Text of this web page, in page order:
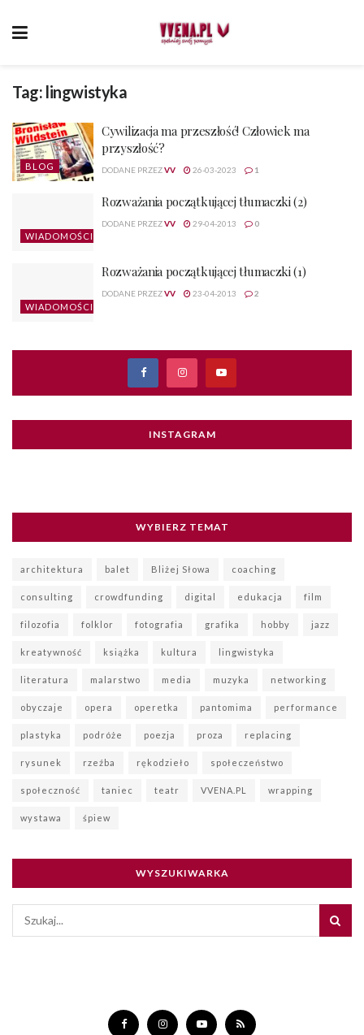
Tag: lingwistyka
BLOG
Cywilizacja ma przeszłość! Człowiek ma
przyszłość?
DODANE PRZEZVV 26-03-2023 1
WIADOMOŚCI
Rozważania początkującej tłumaczki (2)
DODANE PRZEZVV 29-04-2013 0
WIADOMOŚCI
Rozważania początkującej tłumaczki (1)
DODANE PRZEZVV 23-04-2013 2
INSTAGRAM
WYBIERZ TEMAT
architektura balet Bliżej Słowa coaching
consulting crowdfunding digital edukacja film
filozofia folklor fotografia grafika hobby jazz
kreatywność książka kultura lingwistyka
literatura malarstwo media muzyka networking
obyczaje opera operetka pantomima performance
plastyka podróże poezja proza replacing
rysunek rzeźba rękodzieło społeczeństwo
społeczność taniec teatr VVENA.PL wrapping
wystawa śpiew
WYSZUKIWARKA